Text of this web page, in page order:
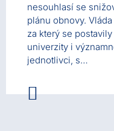
nesouhlasí se
plánu obnovy.
za který se
univerzity i
jednotlivci, s…